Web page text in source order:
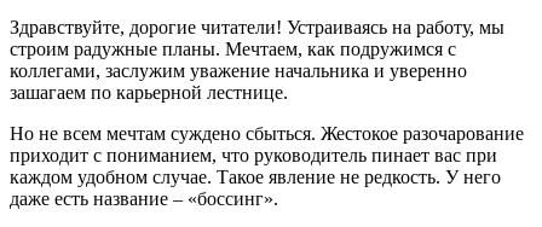
Здравствуйте, дорогие читатели! Устраиваясь на работу, мы
строим радужные планы. Мечтаем, как подружимся с
коллегами, заслужим уважение начальника и уверенно
зашагаем по карьерной лестнице.
Но не всем мечтам суждено сбыться. Жестокое разочарование
приходит с пониманием, что руководитель пинает вас при
каждом удобном случае. Такое явление не редкость. У него
даже есть название – «боссинг».